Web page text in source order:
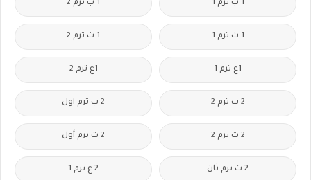
1 ب ترم 1 1 ب ترم 2
1 ث ترم 1 1 ث ترم 2
1ع ترم 1 1ع ترم 2
2 ب ترم 2 2 ب ترم اول
2 ث ترم 2 2 ث ترم أول
2 ث ترم ثان 2 ع ترم 1